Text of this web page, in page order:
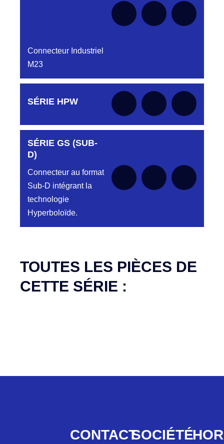
Connecteur Industriel
M23
Aucune pièce disponible pour cette série pour
le moment
SÉRIE HPW
Aucune pièce disponible pour cette série pour
SÉRIE GS (SUB-
D)
Connecteur au format
Sub-D intégrant la
technologie
Hyperboloïde.
TOUTES LES PIÈCES DE
CETTE SÉRIE :
CONTACTSOCIÉTÉ